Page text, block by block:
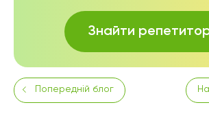
Знайти
Попередній блог